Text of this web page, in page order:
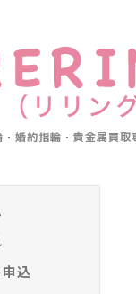
婚約指輪・貴金属買
込